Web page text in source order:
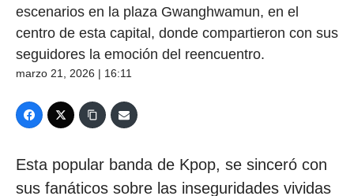
escenarios en la plaza Gwanghwamun, en el
centro de esta capital, donde compartieron con sus
seguidores la emoción del reencuentro.
marzo 21, 2026 | 16:11
Esta popular banda de Kpop, se sinceró con
sus fanáticos sobre las inseguridades vividas